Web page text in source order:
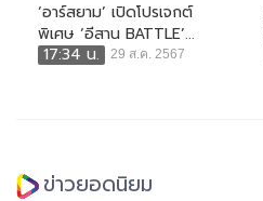
‘อาร์สยาม’ เปิดโปรเจกต์
พิเศษ ‘อีสาน BATTLE’...
17:34 น.
29 ส.ค. 2567
ข่าวยอดนิยม